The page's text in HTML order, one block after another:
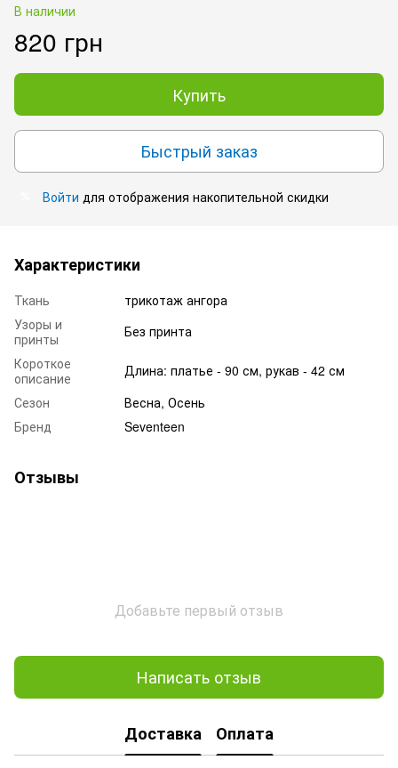
В наличии
820 грн
Купить
Быстрый заказ
Войти для отображения накопительной скидки
Характеристики
Ткань
трикотаж ангора
Узоры и
принты
Без принта
Короткое
описание
Длина: платье - 90 см, рукав - 42 см
Сезон
Весна, Осень
Бренд
Seventeen
Отзывы
Добавьте первый отзыв
Написать отзыв
Доставка Оплата